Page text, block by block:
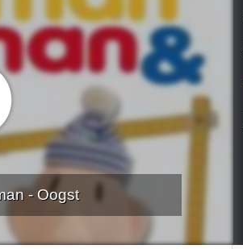
- Oogst
Popcorn